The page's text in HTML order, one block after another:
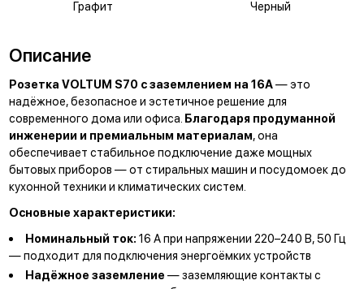
Графит Черный
Описание
Розетка VOLTUM S70 с заземлением на 16А— это
надёжное, безопасное и эстетичное решение для
современного дома или офиса. Благодаря продуманной
инженерии и премиальным материалам, она
обеспечивает стабильное подключение даже мощных
бытовых приборов — от стиральных машин и посудомоек до
кухонной техники и климатических систем.
Основные характеристики:
Номинальный ток:16 А при напряжении 220–240 В, 50 Гц
— подходит для подключения энергоёмких устройств
Надёжное заземление — заземляющие контакты с